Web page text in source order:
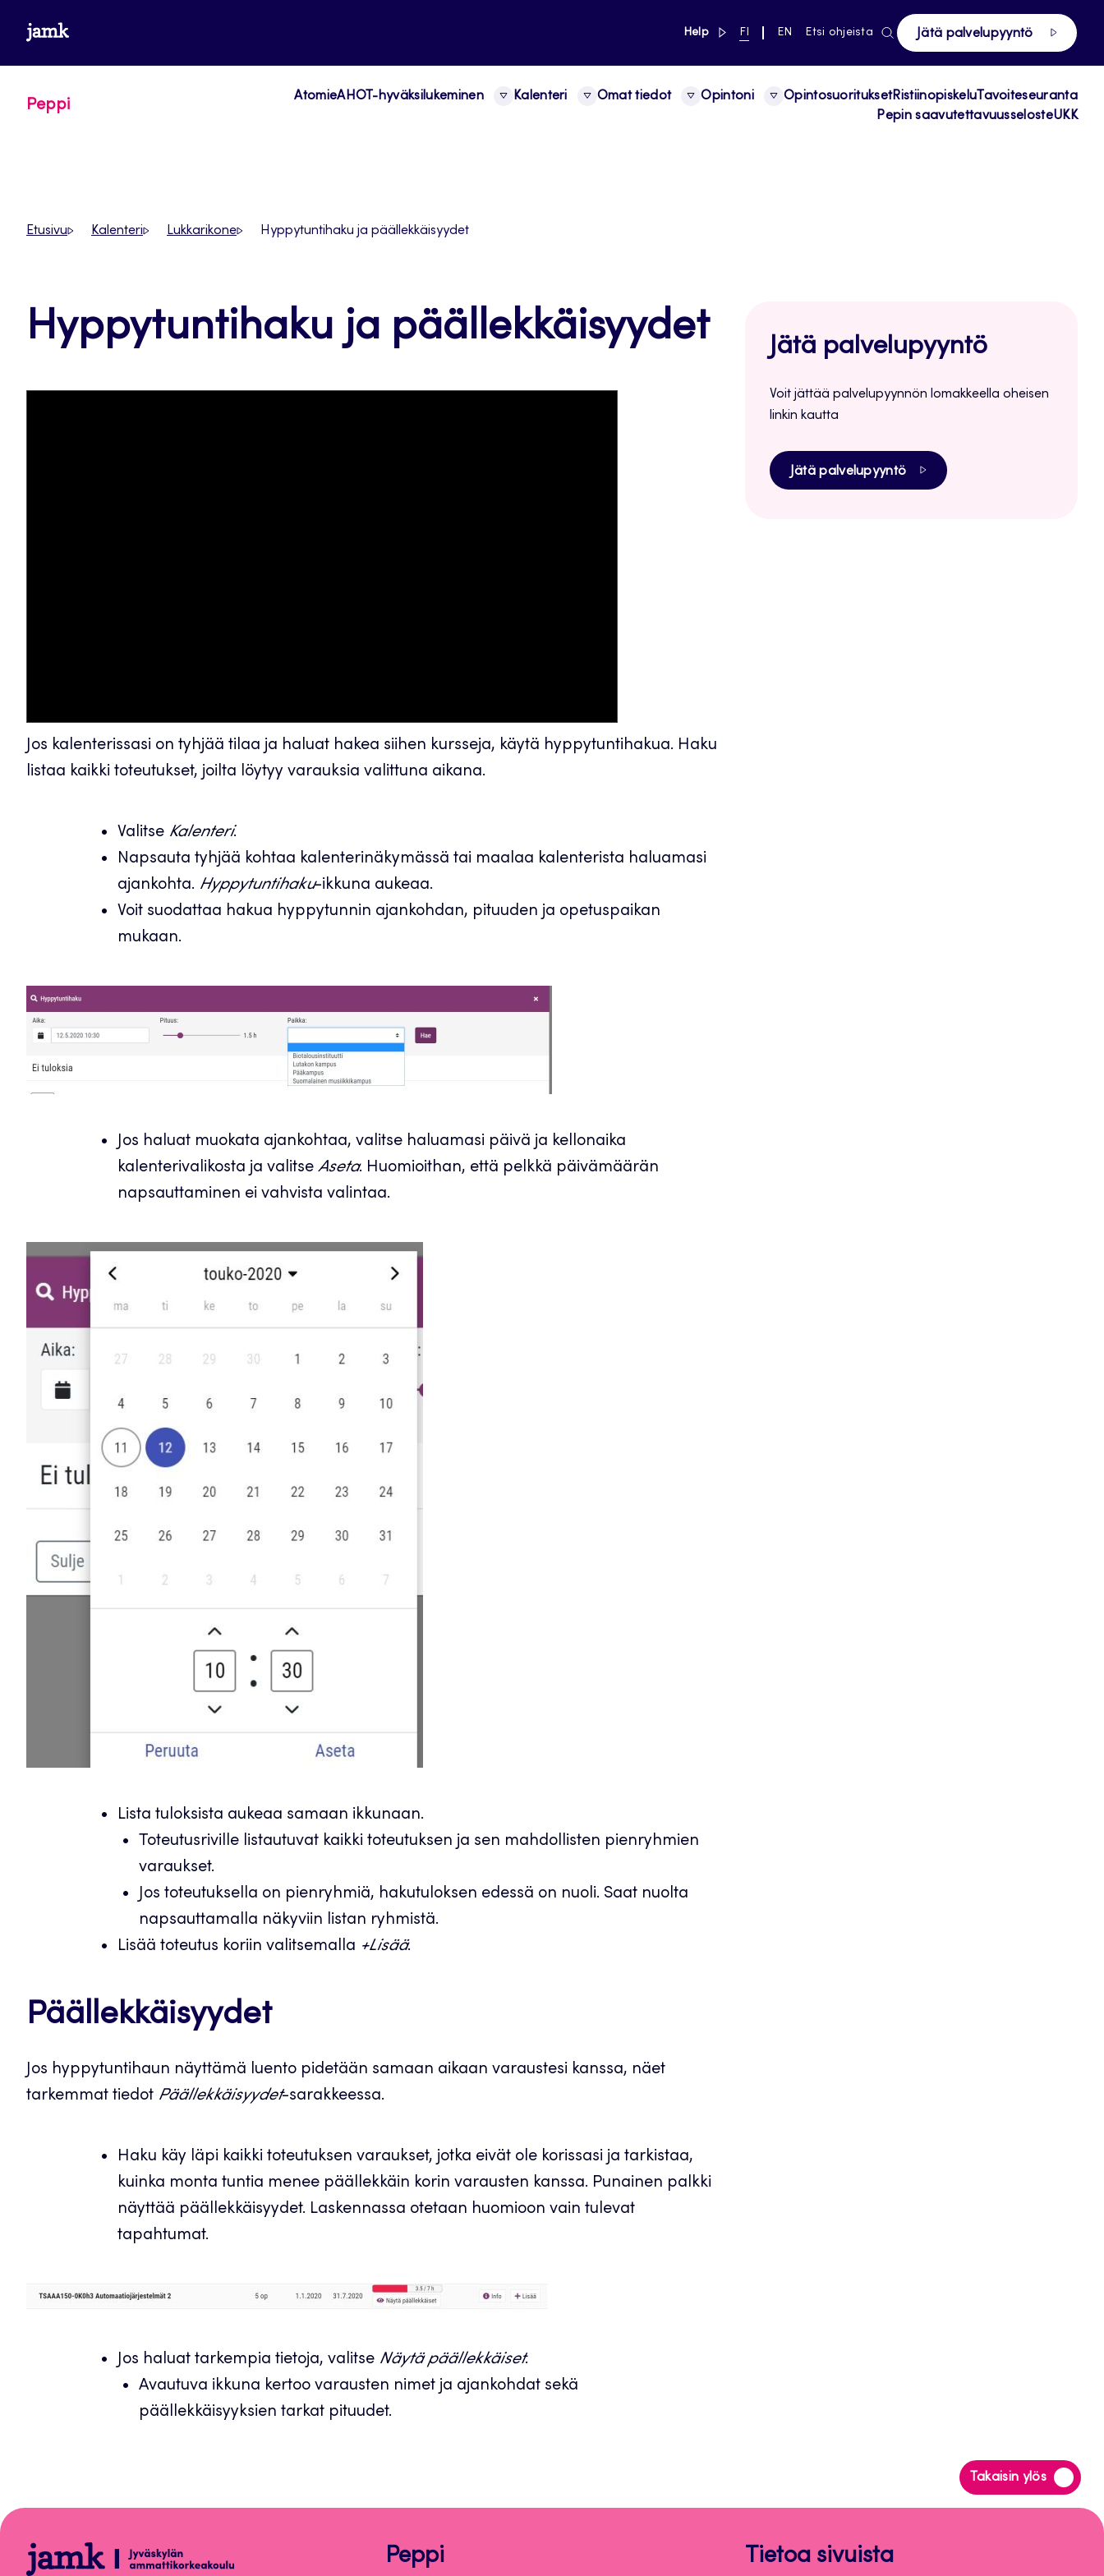
suoraan
sisältöön
www.jamk.fi Help linkki pääsivustolle
NYKYINEN
FI
VAIHDA
EN Etsi ohjeista Jätä palvelupyyntö
Peppi
AtomieAHOT-hyväksilukeminen Kalenteri Omat tiedot Opintoni OpintosuorituksetRistiinopiskeluTavoiteseuranta
Pepin saavutettavuusselosteUKK
Etusivu Kalenteri Lukkarikone Hyppytuntihaku ja päällekkäisyydet
Hyppytuntihaku ja päällekkäisyydet
Jos kalenterissasi on tyhjää tilaa ja haluat hakea siihen kursseja, käytä hyppytuntihakua. Haku
listaa kaikki toteutukset, joilta löytyy varauksia valittuna aikana.
Valitse Kalenteri.
Napsauta tyhjää kohtaa kalenterinäkymässä tai maalaa kalenterista haluamasi
ajankohta. Hyppytuntihaku-ikkuna aukeaa.
Voit suodattaa hakua hyppytunnin ajankohdan, pituuden ja opetuspaikan
mukaan.
Jos haluat muokata ajankohtaa, valitse haluamasi päivä ja kellonaika
kalenterivalikosta ja valitse Aseta. Huomioithan, että pelkkä päivämäärän
napsauttaminen ei vahvista valintaa.
Lista tuloksista aukeaa samaan ikkunaan.
Toteutusriville listautuvat kaikki toteutuksen ja sen mahdollisten pienryhmien
varaukset.
Jos toteutuksella on pienryhmiä, hakutuloksen edessä on nuoli. Saat nuolta
napsauttamalla näkyviin listan ryhmistä.
Lisää toteutus koriin valitsemalla +Lisää.
Päällekkäisyydet
Jos hyppytuntihaun näyttämä luento pidetään samaan aikaan varaustesi kanssa, näet
tarkemmat tiedot Päällekkäisyydet-sarakkeessa.
Haku käy läpi kaikki toteutuksen varaukset, jotka eivät ole korissasi ja tarkistaa,
kuinka monta tuntia menee päällekkäin korin varausten kanssa. Punainen palkki
näyttää päällekkäisyydet. Laskennassa otetaan huomioon vain tulevat
tapahtumat.
Jos haluat tarkempia tietoja, valitse Näytä päällekkäiset.
Avautuva ikkuna kertoo varausten nimet ja ajankohdat sekä
päällekkäisyyksien tarkat pituudet.
Jätä palvelupyyntö
Voit jättää palvelupyynnön lomakkeella oheisen
linkin kautta
Jätä palvelupyyntö
Takaisin ylös
Siirry
takaisin
Peppi Peppi Tietoa sivuista